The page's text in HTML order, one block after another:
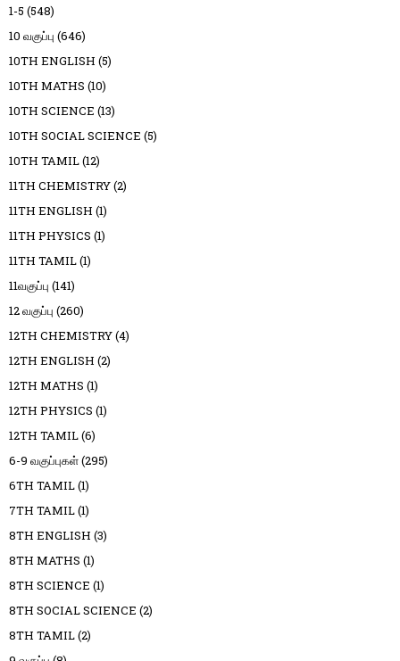
1-5 (548)
10 வகுப்பு (646)
10TH ENGLISH (5)
10TH MATHS (10)
10TH SCIENCE (13)
10TH SOCIAL SCIENCE (5)
10TH TAMIL(12)
11TH CHEMISTRY(2)
11TH ENGLISH (1)
11TH PHYSICS (1)
11TH TAMIL(1)
11வகுப்பு (141)
12 வகுப்பு (260)
12TH CHEMISTRY(4)
12TH ENGLISH (2)
12TH MATHS (1)
12TH PHYSICS (1)
12TH TAMIL(6)
6-9 வகுப்புகள்(295)
6TH TAMIL(1)
7TH TAMIL(1)
8TH ENGLISH (3)
8TH MATHS (1)
8TH SCIENCE (1)
8TH SOCIAL SCIENCE (2)
8TH TAMIL(2)